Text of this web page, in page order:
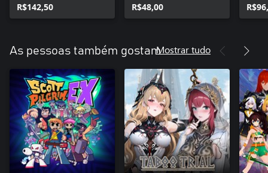
Playable Character
Set
R$142,50
R$48,00
As pessoas também gostamMostrar tudo